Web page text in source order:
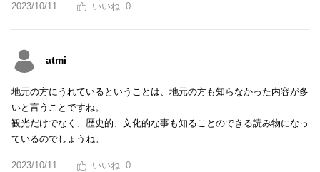
2023/10/11 0
atmi
地元の方にうれているということは、地元の方も知らなかった内容が多
いと言うことですね。
観光だけでなく、歴史的、文化的な事も知ることのできる読み物になっ
ているのでしょうね。
2023/10/11 0